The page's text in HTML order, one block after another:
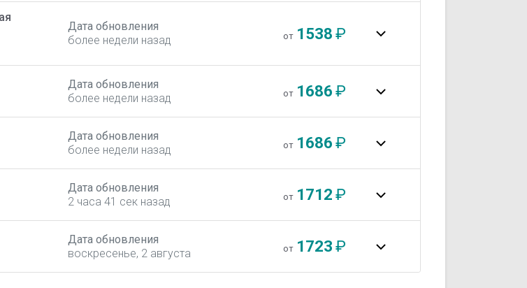
Дата обновления
более недели назад
от 1538₽
Дата обновления
более недели назад
от 1686₽
Дата обновления
более недели назад
от 1686₽
Дата обновления
2 часа 41 сек назад
от 1712₽
Дата обновления
воскресенье, 2 августа
от 1723₽